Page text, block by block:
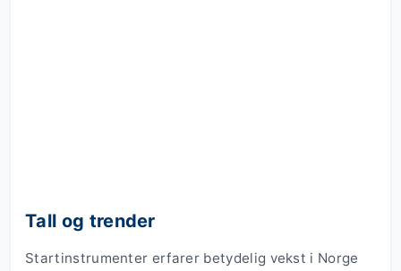
Tall og trender
Startinstrumenter erfarer betydelig vekst i Norge